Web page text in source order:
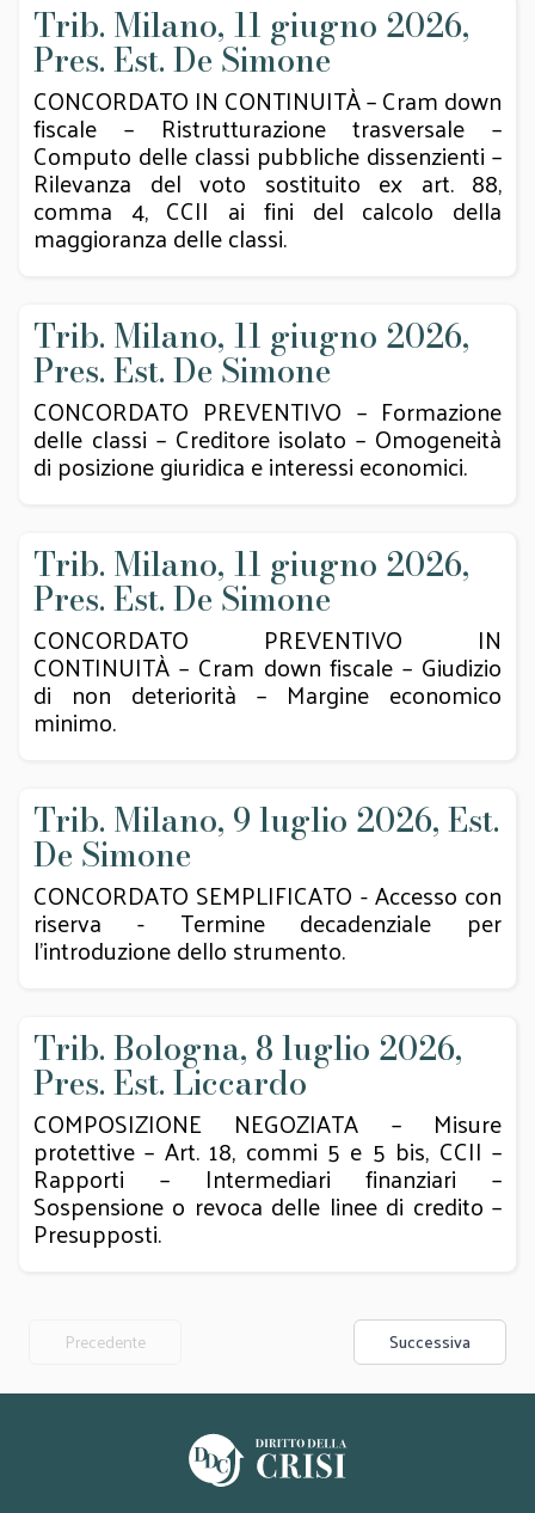
Trib. Milano, 11 giugno 2026,
Pres. Est. De Simone
CONCORDATO IN CONTINUITÀ – Cram down
fiscale – Ristrutturazione trasversale –
Computo delle classi pubbliche dissenzienti –
Rilevanza del voto sostituito ex art. 88,
comma 4, CCII ai fini del calcolo della
maggioranza delle classi.
Trib. Milano, 11 giugno 2026,
Pres. Est. De Simone
CONCORDATO PREVENTIVO – Formazione
delle classi – Creditore isolato – Omogeneità
di posizione giuridica e interessi economici.
Trib. Milano, 11 giugno 2026,
Pres. Est. De Simone
CONCORDATO PREVENTIVO IN
CONTINUITÀ – Cram down fiscale – Giudizio
di non deteriorità – Margine economico
minimo.
Trib. Milano, 9 luglio 2026, Est.
De Simone
CONCORDATO SEMPLIFICATO - Accesso con
riserva - Termine decadenziale per
l’introduzione dello strumento.
Trib. Bologna, 8 luglio 2026,
Pres. Est. Liccardo
COMPOSIZIONE NEGOZIATA – Misure
protettive – Art. 18, commi 5 e 5 bis, CCII –
Rapporti – Intermediari finanziari –
Sospensione o revoca delle linee di credito –
Presupposti.
Precedente Successiva